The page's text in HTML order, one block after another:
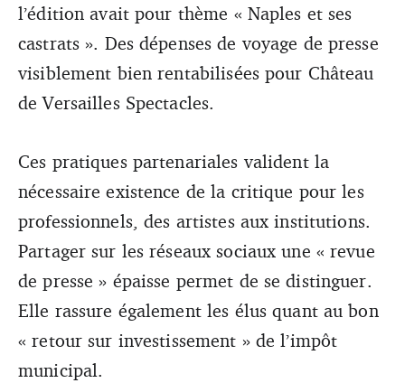
l’édition avait pour thème « Naples et ses
castrats ». Des dépenses de voyage de presse
visiblement bien rentabilisées pour Château
de Versailles Spectacles.
Ces pratiques partenariales valident la
nécessaire existence de la critique pour les
professionnels, des artistes aux institutions.
Partager sur les réseaux sociaux une « revue
de presse » épaisse permet de se distinguer.
Elle rassure également les élus quant au bon
« retour sur investissement » de l’impôt
municipal.